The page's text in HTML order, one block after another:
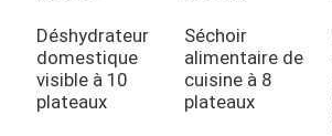
Déshydrateur
domestique
visible à 10
plateaux
Séchoir
alimentaire de
cuisine à 8
plateaux